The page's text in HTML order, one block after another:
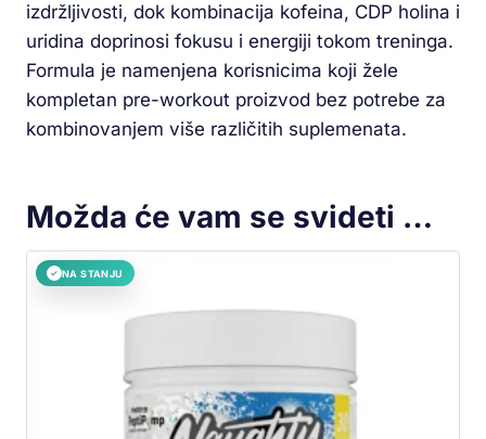
izdržljivosti, dok kombinacija kofeina, CDP holina i
uridina doprinosi fokusu i energiji tokom treninga.
Formula je namenjena korisnicima koji žele
kompletan pre-workout proizvod bez potrebe za
kombinovanjem više različitih suplemenata.
Možda će vam se svideti …
✓ NA STANJU